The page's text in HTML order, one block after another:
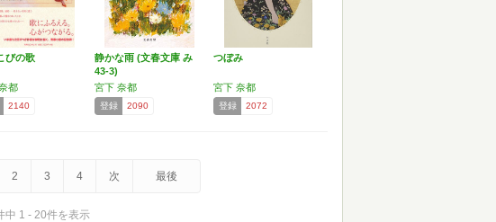
びの歌
都
2140
静かな雨 (文春文庫 み
43-3)
宮下 奈都
登録 2090
つぼみ
宮下 奈都
登録 2072
2 3 4 次 最後
中 1 - 20件を表示